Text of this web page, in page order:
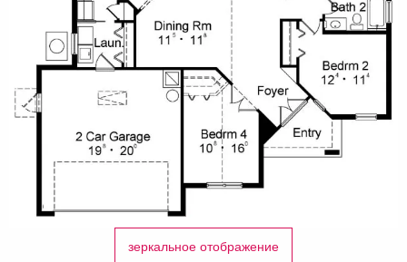
зеркальное отображение